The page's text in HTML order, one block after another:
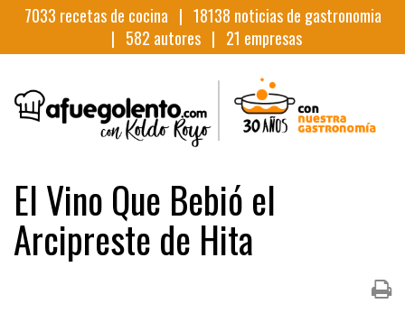
7033 recetas de cocina | 18138 noticias de gastronomia
| 582 autores | 21 empresas
El Vino Que Bebió el
Arcipreste de Hita